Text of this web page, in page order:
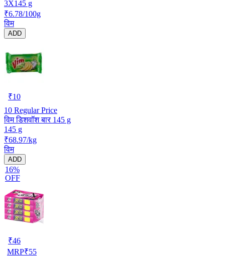
3X145 g
₹6.78/100g
विम
ADD
₹10
10 Regular Price
विम डिशवॉश बार 145 g
145 g
₹68.97/kg
विम
ADD
16%
OFF
₹46
MRP₹55